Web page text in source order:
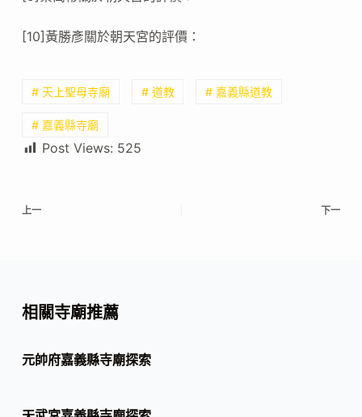
[10]黃勝彥關於朝天宮的評價：
# 天上聖母寺廟 # 道教 # 嘉義縣道教
# 嘉義縣寺廟
Post Views: 525
上一 下一
相關寺廟推薦
元帥府嘉義縣寺廟探索